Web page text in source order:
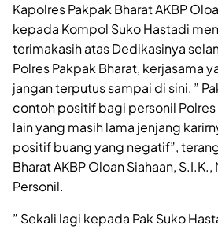
Kapolres Pakpak Bharat AKBP
kepada Kompol Suko Hastadi
terimakasih atas Dedikasinya
Polres Pakpak Bharat, kerjasama
jangan terputus sampai di sini, ”
contoh positif bagi personil Polres
lain yang masih lama jenjang
positif buang yang negatif”,
Bharat AKBP Oloan Siahaan,
Personil.
” Sekali lagi kepada Pak Suko